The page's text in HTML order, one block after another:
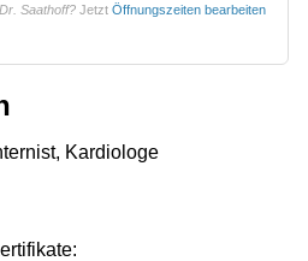
Saathoff? Jetzt Öffnungszeiten bearbeiten
Kardiologe